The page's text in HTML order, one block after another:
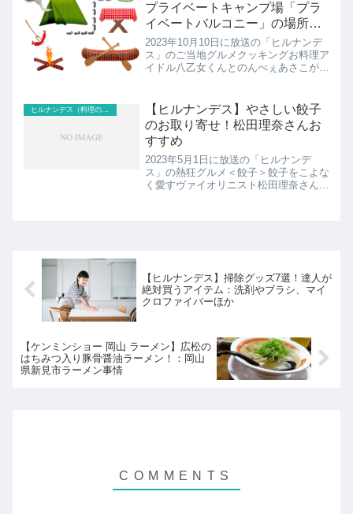
プライベートキャンプ場「プラ
イベートバルコニー」の場所
は？
2023年10月10日に放送の「ヒルナンデ
ス」のご当地グルメクッキングお料理ア
イドル八乙女くんとのんべぇあさこがま
の道の駅「うまたくの里」のうますぎ食
材クッキング！こち...
【ヒルナンデス】やさしい餃子
のお取り寄せ！松田理奈さんお
すすめ
2023年5月1日に放送の「ヒルナンデ
ス」の熱狂グルメ＜餃子＞餃子をこよな
く愛すヴァイオリニスト松田理奈さんが
【ヒルナンデス】掃除グッズ7選！達人が
絶対買うアイテム：洗剤やブラシ、マイ
クロファイバーほか
【ケンミンショー 岡山 ラーメン】広松の
はちみつ入り豚骨醤油ラーメン！：岡山
県新見市ラーメン事情